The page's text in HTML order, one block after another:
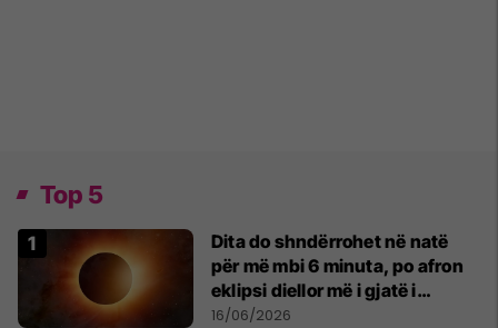
Top 5
Dita do shndërrohet në natë
për më mbi 6 minuta, po afron
eklipsi diellor më i gjatë i
shekullit të 21-të
16/06/2026